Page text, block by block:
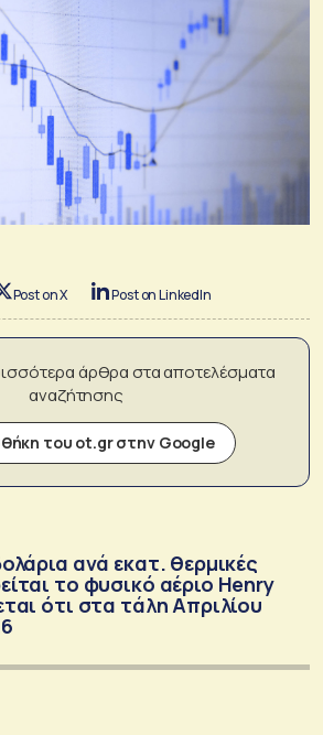
Post on X Post on LinkedIn
άρθρα στα αποτελέσματα
αναζήτησης
του ot.gr στην Google
ανά εκατ. θερμικές
το φυσικό αέριο Henry
ότι στα τάλη Απριλίου